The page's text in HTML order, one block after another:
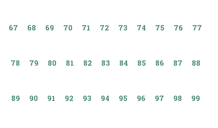
67 68 69 70 71 72 73 74 75 76 77
78 79 80 81 82 83 84 85 86 87 88
89 90 91 92 93 94 95 96 97 98 99